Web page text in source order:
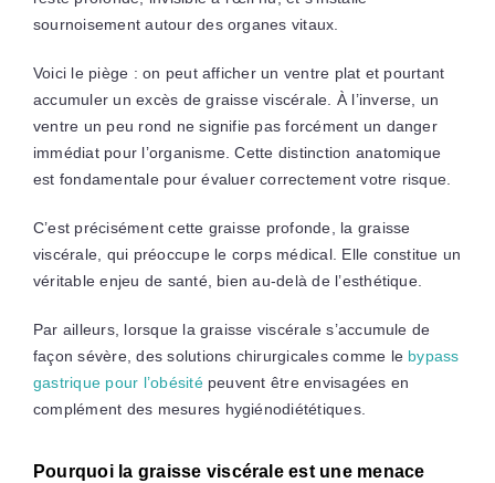
sournoisement autour des organes vitaux.
Voici le piège : on peut afficher un ventre plat et pourtant
accumuler un excès de graisse viscérale. À l’inverse, un
ventre un peu rond ne signifie pas forcément un danger
immédiat pour l’organisme. Cette distinction anatomique
est fondamentale pour évaluer correctement votre risque.
C’est précisément cette graisse profonde, la graisse
viscérale, qui préoccupe le corps médical. Elle constitue un
véritable enjeu de santé, bien au-delà de l’esthétique.
Par ailleurs, lorsque la graisse viscérale s’accumule de
façon sévère, des solutions chirurgicales comme le bypass
gastrique pour l’obésitépeuvent être envisagées en
complément des mesures hygiénodiététiques.
Pourquoi la graisse viscérale est une menace